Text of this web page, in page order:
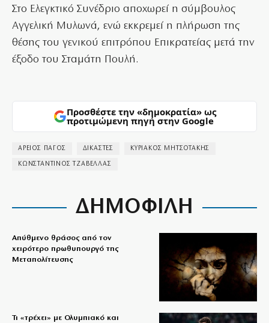
Στο Ελεγκτικό Συνέδριο αποχωρεί η σύμβουλος
Αγγελική Μυλωνά, ενώ εκκρεμεί η πλήρωση της
θέσης του γενικού επιτρόπου Επικρατείας μετά την
έξοδο του Σταμάτη Πουλή.
Προσθέστε την «δημοκρατία» ως
προτιμώμενη πηγή στην Google
ΑΡΕΙΟΣ ΠΑΓΟΣ ΔΙΚΑΣΤΕΣ ΚΥΡΙΑΚΟΣ ΜΗΤΣΟΤΑΚΗΣ
ΚΩΝΣΤΑΝΤΙΝΟΣ ΤΖΑΒΕΛΛΑΣ
ΔΗΜΟΦΙΛΗ
Απύθμενο θράσος από τον
χειρότερο πρωθυπουργό της
Μεταπολίτευσης
Τι «τρέχει» με Ολυμπιακό και